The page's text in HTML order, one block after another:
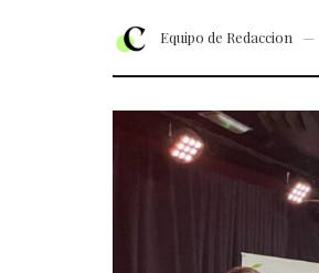
Equipo de Redaccion